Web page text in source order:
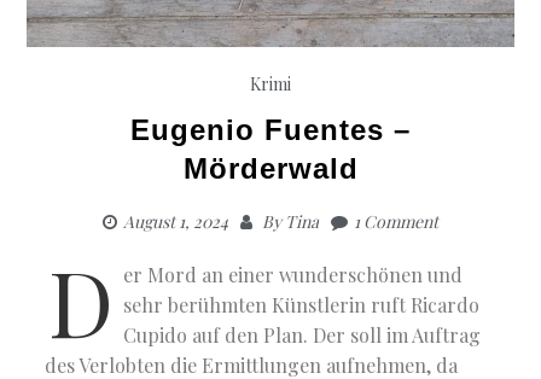
Krimi
Eugenio Fuentes –
Mörderwald
August 1, 2024 ByTina 1 Comment
D
er Mord an einer wunderschönen und
sehr berühmten Künstlerin ruft Ricardo
Cupido auf den Plan. Der soll im Auftrag
des Verlobten die Ermittlungen aufnehmen, da